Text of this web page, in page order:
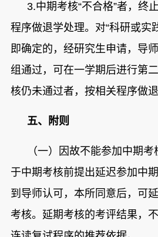
3.中期考核“不合格”者， 终
程序做退学处理。对“科研或实
即确定的，经研究生申请，导
组通过，可在一学期后进行第
核仍未通过者，按相关程序做退
五、 附则
（一）因故不能参加中期
于中期考核前提出延迟参加中
到导师认可，本所同意后，可
考核。延期考核的考评结果，